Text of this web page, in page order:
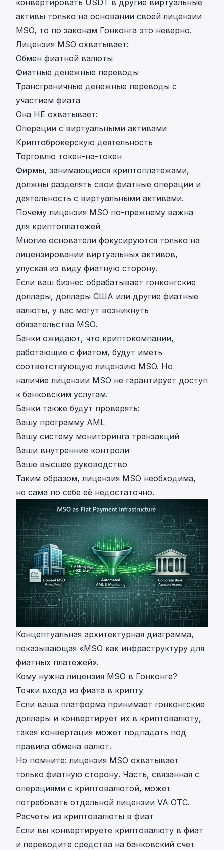
конвертировать USDT в другие виртуальные
активы только на основании своей лицензии
MSO, то по законам Гонконга это неверно.
Лицензия MSO охватывает:
Обмен фиатной валюты
Фиатные денежные переводы
Трансграничные денежные переводы с
участием фиата
Она НЕ охватывает:
Операции с виртуальными активами
Криптоброкерскую деятельность
Торговлю токен-на-токен
Фирмы, занимающиеся криптоплатежами,
должны разделять свои фиатные операции и
деятельность с виртуальными активами.
Почему лицензия MSO по-прежнему важна
для криптоплатежей
Многие основатели фокусируются только на
лицензировании виртуальных активов,
упуская из виду фиатную сторону.
Если ваш бизнес обрабатывает гонконгские
доллары, доллары США или другие фиатные
валюты, у вас могут возникнуть
обязательства MSO.
Банки ожидают, что криптокомпании,
работающие с фиатом, будут иметь
соответствующую лицензию MSO. Но
наличие лицензии MSO не гарантирует доступ
к банковским услугам.
Банки также будут проверять:
Вашу программу AML
Вашу систему мониторинга транзакций
Ваши внутренние контроли
Ваше высшее руководство
Таким образом, лицензия MSO необходима,
но сама по себе её недостаточно.
Концептуальная архитектурная диаграмма,
показывающая «MSO как инфраструктуру для
фиатных платежей».
Кому нужна лицензия MSO в Гонконге?
Точки входа из фиата в крипту
Если ваша платформа принимает гонконгские
доллары и конвертирует их в криптовалюту,
такая конвертация может подпадать под
правила обмена валют.
Но помните: лицензия MSO охватывает
только фиатную сторону. Часть, связанная с
операциями с криптовалютой, может
потребовать отдельной лицензии VA OTC.
Расчеты из криптовалюты в фиат
Если вы конвертируете криптовалюту в фиат
и переводите средства на банковский счет